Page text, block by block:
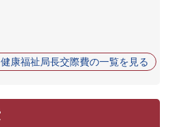
健康福祉局長交際費の一覧を見る